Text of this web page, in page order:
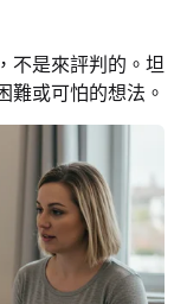
不是來評判的。坦
難或可怕的想法。